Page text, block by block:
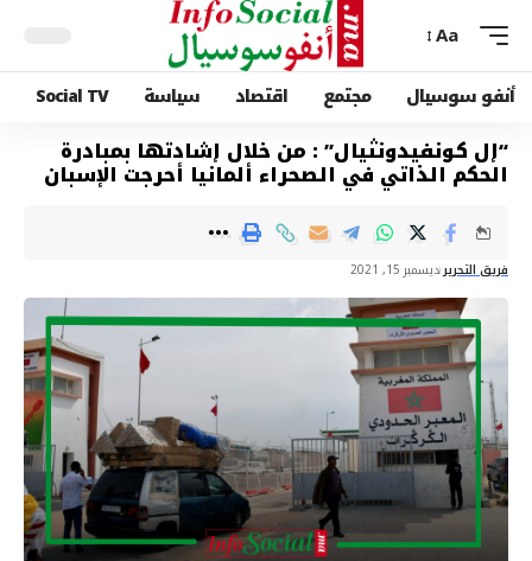
Aa
أنفو سوسيال مجتمع اقتصاد سياسة Social TV
“إل كونفيدونثيال” : من خلال إشادتها بمبادرة
الحكم الذاتي في الصحراء ألمانيا أحرجت الإسبان
فريق التحريرديسمبر 15, 2021